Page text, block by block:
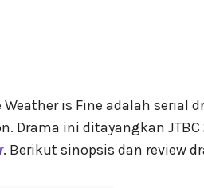
Weather is Fine adalah serial
Drama ini ditayangkan
. Berikut sinopsis dan review